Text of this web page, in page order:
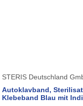
STERIS Deutschland
Autoklavband,
Klebeband Blau mit